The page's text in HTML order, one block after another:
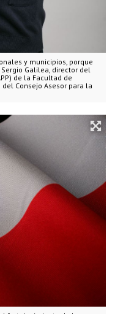
y municipios, porque
Galilea, director del
de la Facultad de
Consejo Asesor para la